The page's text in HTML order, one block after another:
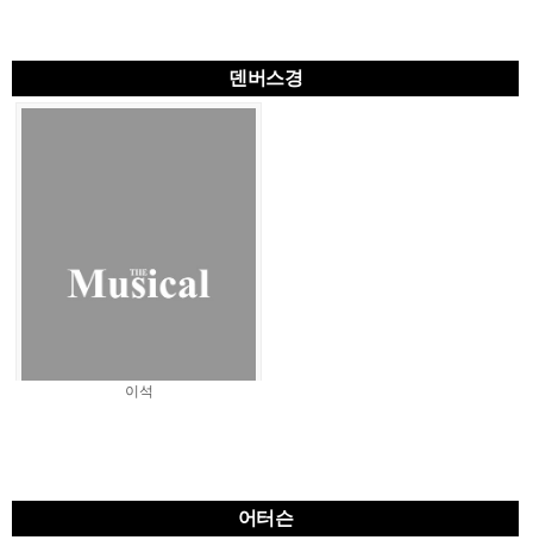
덴버스경
이석
어터슨